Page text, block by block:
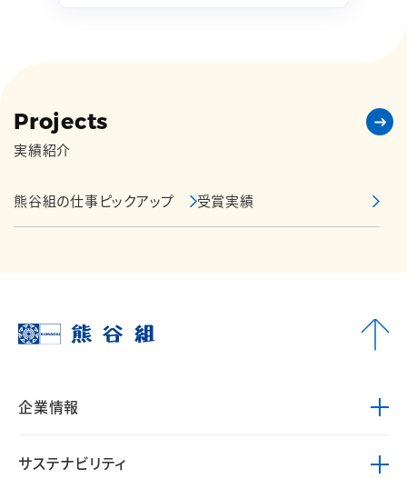
Projects
実績紹介
熊谷組の仕事ピックアップ 受賞実績
企業情報
サステナビリティ